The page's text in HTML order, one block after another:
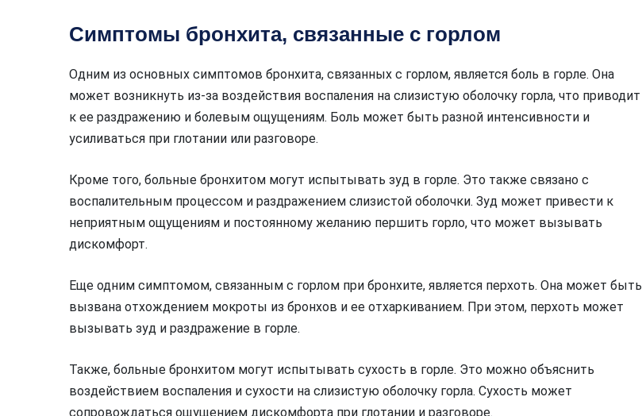
Симптомы бронхита, связанные с горлом
Одним из основных симптомов бронхита, связанных с горлом, является боль в горле. Она
может возникнуть из-за воздействия воспаления на слизистую оболочку горла, что приводит
к ее раздражению и болевым ощущениям. Боль может быть разной интенсивности и
усиливаться при глотании или разговоре.
Кроме того, больные бронхитом могут испытывать зуд в горле. Это также связано с
воспалительным процессом и раздражением слизистой оболочки. Зуд может привести к
неприятным ощущениям и постоянному желанию першить горло, что может вызывать
дискомфорт.
Еще одним симптомом, связанным с горлом при бронхите, является перхоть. Она может быть
вызвана отхождением мокроты из бронхов и ее отхаркиванием. При этом, перхоть может
вызывать зуд и раздражение в горле.
Также, больные бронхитом могут испытывать сухость в горле. Это можно объяснить
воздействием воспаления и сухости на слизистую оболочку горла. Сухость может
сопровождаться ощущением дискомфорта при глотании и разговоре.